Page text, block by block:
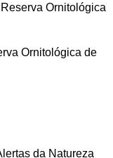
Ornitológica
Ornitológica de
da Natureza